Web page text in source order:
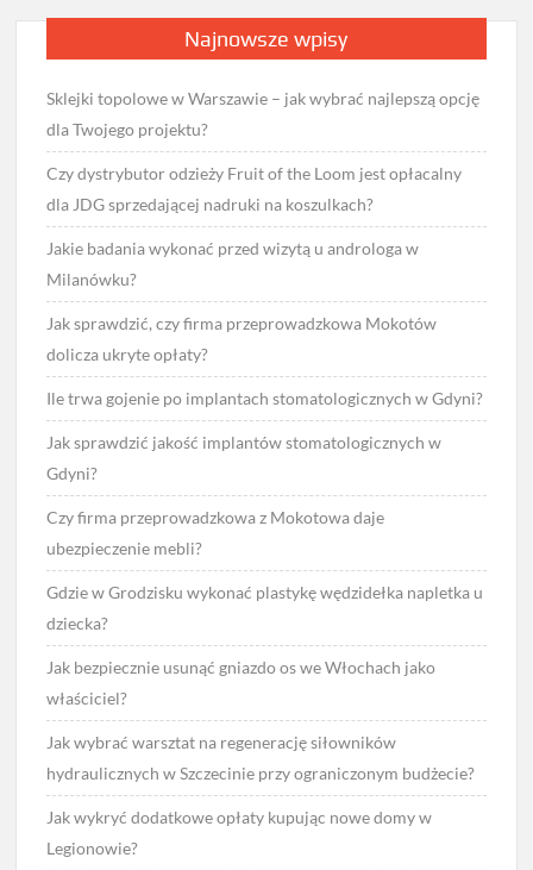
Najnowsze wpisy
Sklejki topolowe w Warszawie – jak wybrać najlepszą opcję
dla Twojego projektu?
Czy dystrybutor odzieży Fruit of the Loom jest opłacalny
dla JDG sprzedającej nadruki na koszulkach?
Jakie badania wykonać przed wizytą u androloga w
Milanówku?
Jak sprawdzić, czy firma przeprowadzkowa Mokotów
dolicza ukryte opłaty?
Ile trwa gojenie po implantach stomatologicznych w Gdyni?
Jak sprawdzić jakość implantów stomatologicznych w
Gdyni?
Czy firma przeprowadzkowa z Mokotowa daje
ubezpieczenie mebli?
Gdzie w Grodzisku wykonać plastykę wędzidełka napletka u
dziecka?
Jak bezpiecznie usunąć gniazdo os we Włochach jako
właściciel?
Jak wybrać warsztat na regenerację siłowników
hydraulicznych w Szczecinie przy ograniczonym budżecie?
Jak wykryć dodatkowe opłaty kupując nowe domy w
Legionowie?